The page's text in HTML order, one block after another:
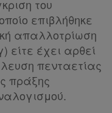
του
επιβλήθηκε
απαλλοτρίωση
είτε έχει αρθεί
πενταετίας
πράξης